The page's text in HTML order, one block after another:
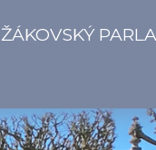
ŽÁKOVSKÝ